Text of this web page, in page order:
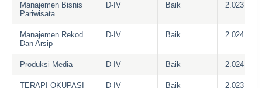
Manajemen Bisnis
Pariwisata
D-IV Baik 2.023
Manajemen Rekod
Dan Arsip
D-IV Baik 2.024
Produksi Media D-IV Baik 2.024
TERAPI OKUPASI D-IV Baik 2.023